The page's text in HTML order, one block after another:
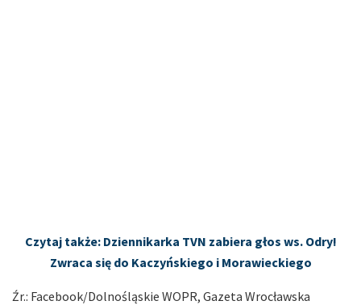
Czytaj także: Dziennikarka TVN zabiera głos ws. Odry!
Zwraca się do Kaczyńskiego i Morawieckiego
Źr.: Facebook/Dolnośląskie WOPR, Gazeta Wrocławska